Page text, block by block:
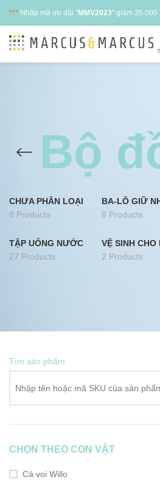
*** Nhập mã ưu đãi "MMV2023" giảm
Bộ
CHƯA PHÂN LOẠI
8 Products
BA-LÔ GIỮ
8 Products
TẬP UỐNG NƯỚC
27 Products
VỆ SINH CHO
2 Products
Tìm sản phẩm
CHỌN THEO CON VẬT
Cá voi Willo